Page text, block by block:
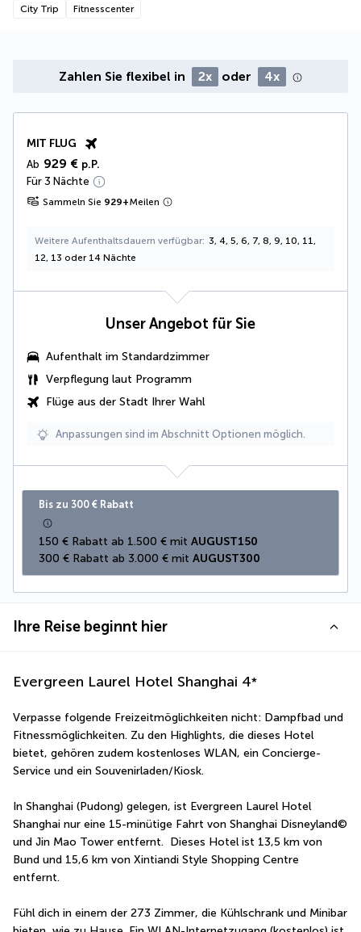
City Trip Fitnesscenter
Zahlen Sie flexibel in 2x oder 4x
MIT FLUG
Ab 929 € p.P.
Für 3 Nächte
Sammeln Sie 929+Meilen
Weitere Aufenthaltsdauern verfügbar 3, 4, 5, 6, 7, 8, 9, 10, 11,
12, 13 oder 14 Nächte
Unser Angebot für Sie
Aufenthalt im Standardzimmer
Verpflegung laut Programm
Flüge aus der Stadt Ihrer Wahl
Anpassungen sind im Abschnitt Optionen möglich.
Bis zu 300 € Rabatt
150 € Rabatt ab 1.500 € mit AUGUST150
300 € Rabatt ab 3.000 € mit AUGUST300
Ihre Reise beginnt hier
Evergreen Laurel Hotel Shanghai 4*
Verpasse folgende Freizeitmöglichkeiten nicht: Dampfbad und
Fitnessmöglichkeiten. Zu den Highlights, die dieses Hotel
bietet, gehören zudem kostenloses WLAN, ein Concierge-
Service und ein Souvenirladen/Kiosk.
In Shanghai (Pudong) gelegen, ist Evergreen Laurel Hotel
Shanghai nur eine 15-minütige Fahrt von Shanghai Disneyland©
und Jin Mao Tower entfernt.  Dieses Hotel ist 13,5 km von
Bund und 15,6 km von Xintiandi Style Shopping Centre
entfernt.
Fühl dich in einem der 273 Zimmer, die Kühlschrank und Minibar